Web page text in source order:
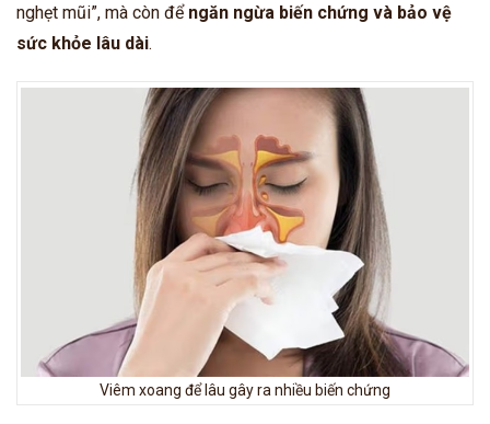
nghẹt mũi”, mà còn để ngăn ngừa biến chứng và bảo vệ
sức khỏe lâu dài.
Viêm xoang để lâu gây ra nhiều biến chứng